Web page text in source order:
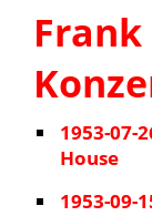
1953-07-
House
1953-09-